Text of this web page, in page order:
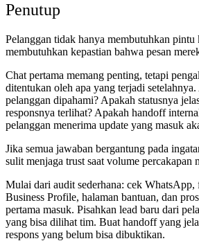
Penutup
Pelanggan tidak hanya membutuhkan pintu
membutuhkan kepastian bahwa pesan
Chat pertama memang penting, tetapi
ditentukan oleh apa yang terjadi
pelanggan dipahami? Apakah statusnya
responsnya terlihat? Apakah handoff
pelanggan menerima update yang masuk
Jika semua jawaban bergantung pada
sulit menjaga trust saat volume percakapan
Mulai dari audit sederhana: cek
Business Profile, halaman bantuan, dan
pertama masuk. Pisahkan lead baru dari
yang bisa dilihat tim. Buat handoff yang
respons yang belum bisa dibuktikan.